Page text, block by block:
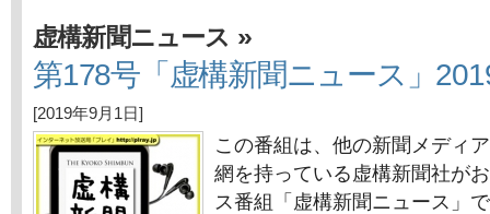
虚構新聞ニュース »
第178号「虚構新聞ニュース」
[2019年9月1日]
この番組は、他の新聞メディ
網を持っている虚構新聞社が
ス番組「虚構新聞ニュース」